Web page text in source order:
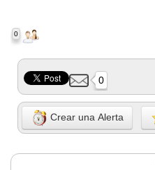
0
0
Crear una Alerta